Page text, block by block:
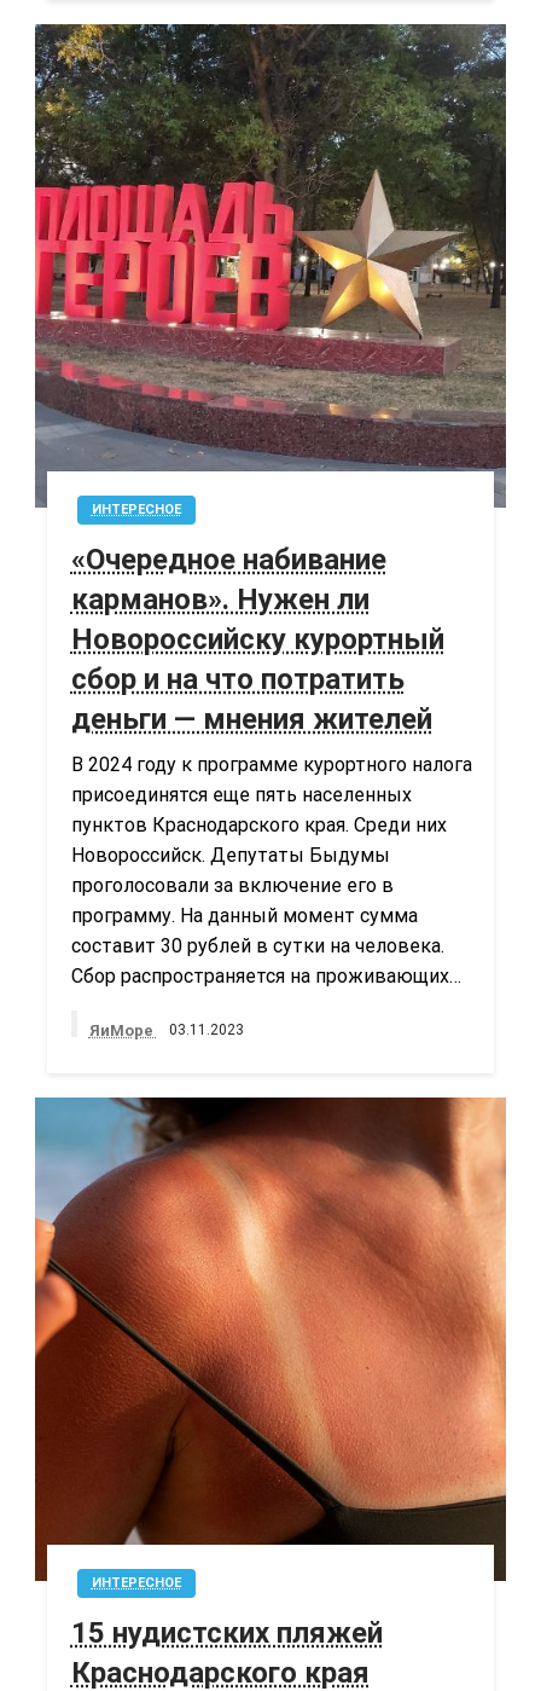
ИНТЕРЕСНОЕ
«Очередное набивание
карманов». Нужен ли
Новороссийску курортный
сбор и на что потратить
деньги — мнения жителей
В 2024 году к программе курортного налога
присоединятся еще пять населенных
пунктов Краснодарского края. Среди них
Новороссийск. Депутаты Быдумы
проголосовали за включение его в
программу. На данный момент сумма
составит 30 рублей в сутки на человека.
Сбор распространяется на проживающих…
ЯиМоре 03.11.2023
ИНТЕРЕСНОЕ
15 нудистских пляжей
Краснодарского края